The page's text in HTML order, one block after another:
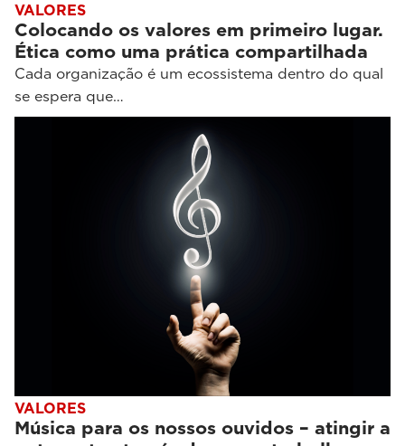
VALORES
Colocando os valores em primeiro lugar.
Ética como uma prática compartilhada
Cada organização é um ecossistema dentro do qual
se espera que…
VALORES
Música para os nossos ouvidos – atingir a